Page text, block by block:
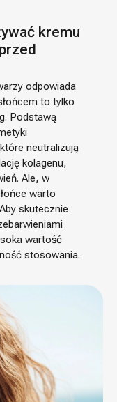
kremu
odpowiada
to tylko
Podstawą
neutralizują
kolagenu,
Ale, w
warto
skutecznie
wartość
stosowania.